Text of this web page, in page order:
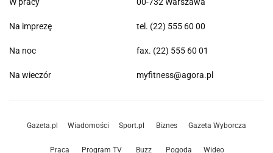
W pracy
Na imprezę
Na noc
Na wieczór
00-732 Warszawa
tel. (22) 555 60 00
fax. (22) 555 60 01
myfitness@agora.pl
Gazeta.pl Wiadomości Sport.pl Biznes Gazeta Wyborcza
Praca Program TV Buzz Pogoda Wideo